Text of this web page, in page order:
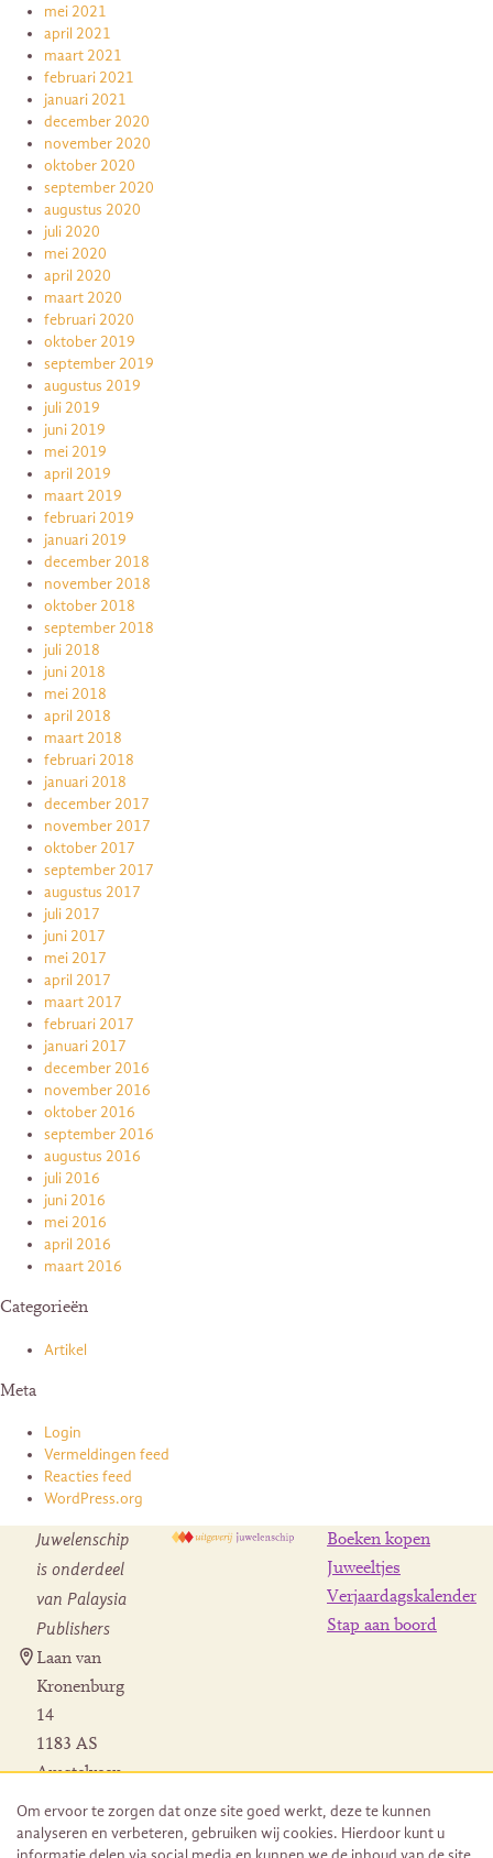
mei 2021
april 2021
maart 2021
februari 2021
januari 2021
december 2020
november 2020
oktober 2020
september 2020
augustus 2020
juli 2020
mei 2020
april 2020
maart 2020
februari 2020
oktober 2019
september 2019
augustus 2019
juli 2019
juni 2019
mei 2019
april 2019
maart 2019
februari 2019
januari 2019
december 2018
november 2018
oktober 2018
september 2018
juli 2018
juni 2018
mei 2018
april 2018
maart 2018
februari 2018
januari 2018
december 2017
november 2017
oktober 2017
september 2017
augustus 2017
juli 2017
juni 2017
mei 2017
april 2017
maart 2017
februari 2017
januari 2017
december 2016
november 2016
oktober 2016
september 2016
augustus 2016
juli 2016
juni 2016
mei 2016
april 2016
maart 2016
Categorieën
Artikel
Meta
Login
Vermeldingen feed
Reacties feed
WordPress.org
Juwelenschip
is onderdeel
van Palaysia
Publishers
Laan van
Kronenburg
14
1183 AS
Amstelveen
Herroeping
bestelling
Boeken kopen
Juweeltjes
Verjaardagskalender
Stap aan boord
Om ervoor te zorgen dat onze site goed werkt, deze te kunnen
analyseren en verbeteren, gebruiken wij cookies. Hierdoor kunt u